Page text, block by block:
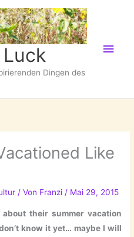
Dingen des
Like
/ Von Franzi/ Mai 29, 2015
their summer vacation
know it yet… maybe I will